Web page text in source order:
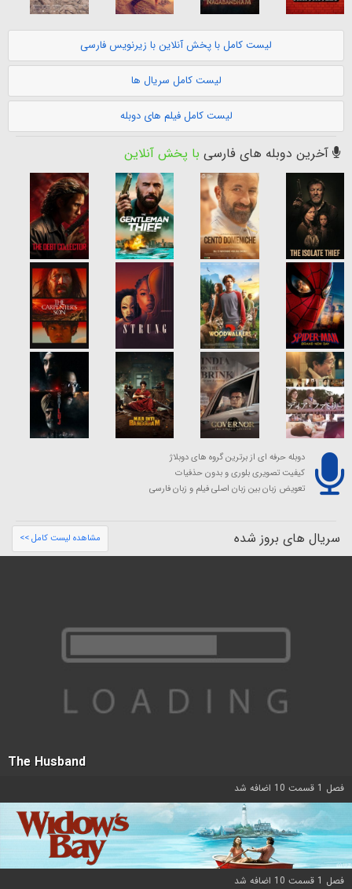
لیست کامل با پخش آنلاین با زیرنویس فارسی
لیست کامل سریال ها
لیست کامل فیلم های دوبله
آخرین دوبله های فارسی با پخش آنلاین
دوبله حرفه ای از برترین گروه های دوبلاژ
کیفیت تصویری بلوری و بدون حذفیات
تعویض زبان بین زبان اصلی فیلم و زبان فارسی
سریال های بروز شده مشاهده لیست کامل >>
The Husband
فصل 1 قسمت 10 اضافه شد
فصل 1 قسمت 10 اضافه شد